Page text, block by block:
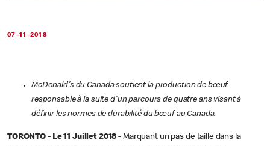
07-11-2018
McDonald's du Canada soutient la production de bœuf
responsable à la suite d'un parcours de quatre ans visant à
définir les normes de durabilité du bœuf au Canada.
TORONTO - Le 11 Juillet 2018 - Marquant un pas de taille dans la